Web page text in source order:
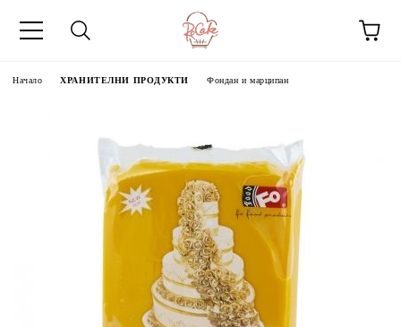
Начало ХРАНИТЕЛНИ ПРОДУКТИ Фондан и марципан